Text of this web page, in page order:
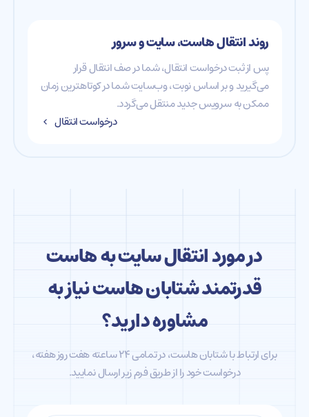
روند انتقال هاست، سایت و سرور
پس از ثبت درخواست انتقال، شما در صف انتقال قرار
می‌گیرید و بر اساس نوبت، وب‌سایت شما در کوتاهترین زمان
ممکن به سرویس جدید منتقل می‌گردد.
درخواست انتقال
در مورد انتقال سایت به هاست
قدرتمند شتابان هاست نیاز به
مشاوره دارید؟
برای ارتباط با شتابان هاست، در تمامی ۲۴ ساعته هفت روز هفته،
درخواست‌ خود را از طریق فرم زیر ارسال نمایید.